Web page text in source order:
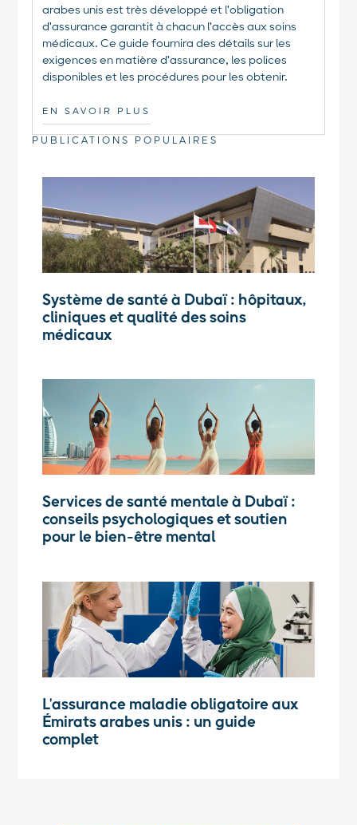
arabes unis est très développé et l'obligation
d'assurance garantit à chacun l'accès aux soins
médicaux. Ce guide fournira des détails sur les
exigences en matière d'assurance, les polices
disponibles et les procédures pour les obtenir.
EN SAVOIR PLUS
PUBLICATIONS POPULAIRES
Système de santé à Dubaï : hôpitaux,
cliniques et qualité des soins
médicaux
Services de santé mentale à Dubaï :
conseils psychologiques et soutien
pour le bien-être mental
L'assurance maladie obligatoire aux
Émirats arabes unis : un guide
complet